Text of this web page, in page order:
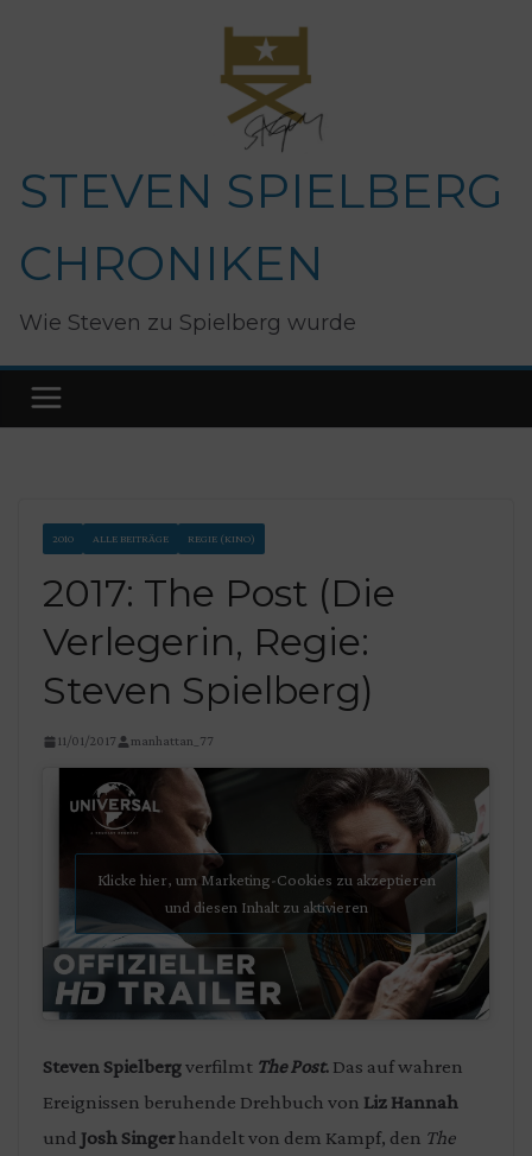
STEVEN SPIELBERG
CHRONIKEN
Wie Steven zu Spielberg wurde
2010 ALLE BEITRÄGE REGIE (KINO)
2017: The Post (Die
Verlegerin, Regie:
Steven Spielberg)
11/01/2017 manhattan_77
Klicke hier, um Marketing-Cookies zu akzeptieren
und diesen Inhalt zu aktivieren
Steven Spielbergverfilmt The Post. Das auf wahren
Ereignissen beruhende Drehbuch von Liz Hannah
und Josh Singerhandelt von dem Kampf, den The